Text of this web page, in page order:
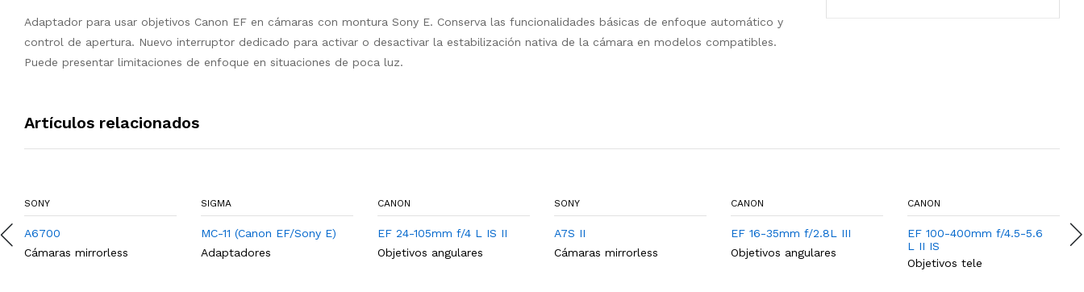
Adaptador para usar objetivos Canon EF en cámaras con montura Sony E. Conserva las funcionalidades básicas de enfoque automático y
control de apertura. Nuevo interruptor dedicado para activar o desactivar la estabilización nativa de la cámara en modelos compatibles.
Puede presentar limitaciones de enfoque en situaciones de poca luz.
Artículos relacionados
SONY
A6700
Cámaras mirrorless
SIGMA
MC-11 (Canon EF/Sony E)
Adaptadores
CANON
EF 24-105mm f/4 L IS II
Objetivos angulares
SONY
A7S II
Cámaras mirrorless
CANON
EF 16-35mm f/2.8L III
Objetivos angulares
CANON
EF 100-400mm f/4.5-5.6
L II IS
Objetivos tele